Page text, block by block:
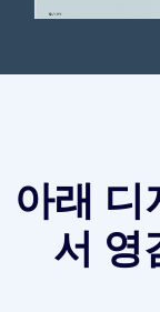
아래 디
서 영